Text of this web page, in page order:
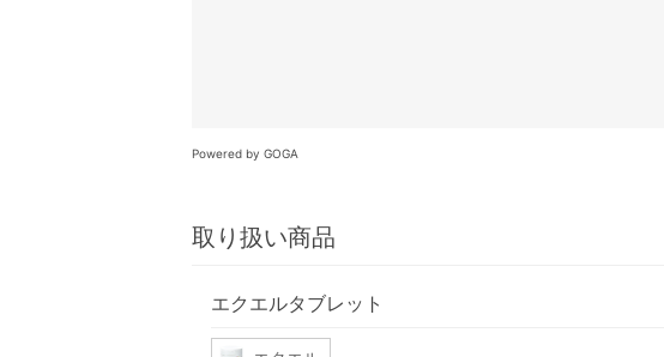
Powered by GOGA
取り扱い商品
エクエルタブレット